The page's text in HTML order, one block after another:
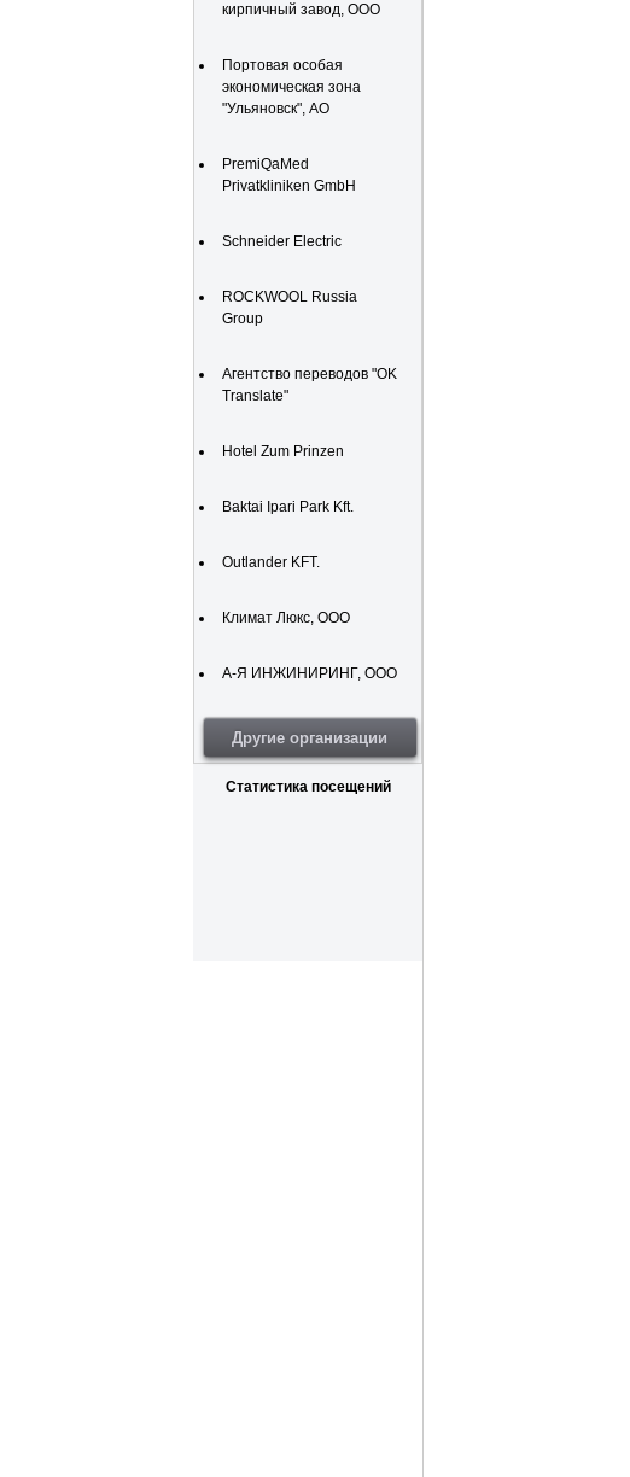
кирпичный завод, ООО
Портовая особая
экономическая зона
"Ульяновск", АО
PremiQaMed
Privatkliniken GmbH
Schneider Electric
ROCKWOOL Russia
Group
Агентство переводов "OK
Translate"
Hotel Zum Prinzen
Baktai Ipari Park Kft.
Outlander KFT.
Климат Люкс, ООО
А-Я ИНЖИНИРИНГ, ООО
Другие организации
Статистика посещений